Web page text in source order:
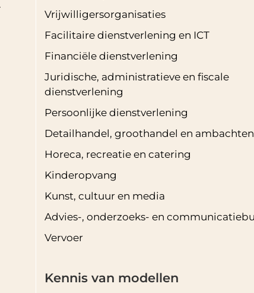
Vrijwilligersorganisaties
Facilitaire dienstverlening en ICT
Financiële dienstverlening
Juridische, administratieve en fiscale
dienstverlening
Persoonlijke dienstverlening
Detailhandel, groothandel en ambachten
Horeca, recreatie en catering
Kinderopvang
Kunst, cultuur en media
Advies-, onderzoeks- en
Vervoer
Kennis van modellen